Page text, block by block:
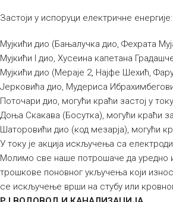
Застоји у испоруци електричне енергије:
Мујкићи дио (Бањалучка дио, Фехрата
Мујкићи I дио, Хусеина капетана
Мујкићи дио (Мераје 2, Најфе Шехић,
Јерковића дио, Мудериса
Поточари дио, могући краћи застој у
Доња Скакава (Босутка), могући краћи
Шаторовићи дио (код мезарја), могући
У току је акција искључења са
Молимо све наше потрошаче да уредно
трошкове поновног укључења који
се искључење врши на стубу или